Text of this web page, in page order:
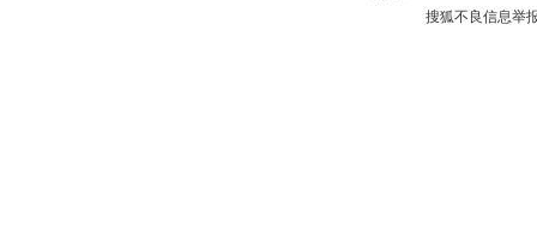
搜狐不良信息举